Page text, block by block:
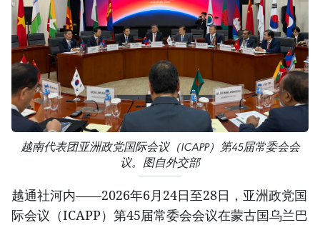
越南代表团亚洲政党国际会议（ICAPP）第45届常委会会
议。图自外交部
越通社河内——2026年6月24日至28日，亚洲政党国
际会议（ICAPP）第45届常委会会议在蒙古国乌兰巴